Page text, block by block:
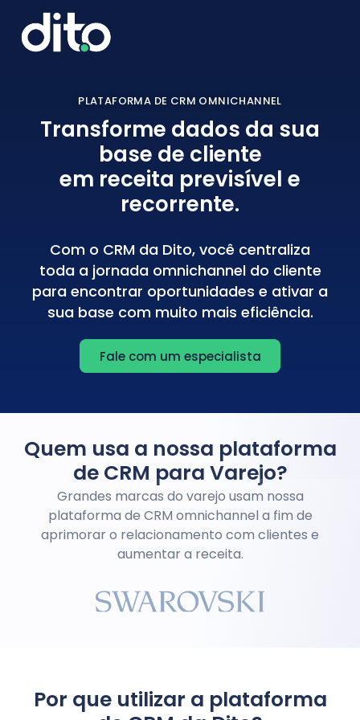
PLATAFORMA DE CRM OMNICHANNEL
Transforme dados da sua
base de cliente
em receita previsível e
recorrente.
Com o CRM da Dito, você centraliza
toda a jornada omnichannel do cliente
para encontrar oportunidades e ativar a
sua base com muito mais eficiência.
Fale com um especialista
Quem usa a nossa plataforma
de CRM para Varejo?
Grandes marcas do varejo usam nossa
plataforma de CRM omnichannel a fim de
aprimorar o relacionamento com clientes e
aumentar a receita.
Por que utilizar a plataforma